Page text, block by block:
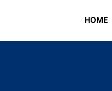
HOME